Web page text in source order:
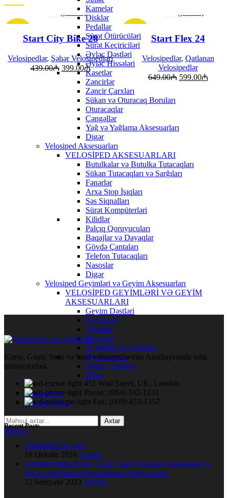
Kamelər
Disklər
Pedallar
Sürət Ötürücüləri
Sürət Keçiriciləri
Əyləc Dəstləri
Əyləc Hissələri
Kasetlər
Zəncirlər
Zəncir Çarxları
Sükan və Oturacaq Boruları
Oturacaqlar
Çəngəllər
Yağ və Yağlama Aksesuarları
Digər
Velosiped Aksesuarları
VELOSİPED AKSESUARLARI
Butulkalar və Butulka Tutacaqları
Sükan Tutacaqları və Sarğıları
Fənərlər
Arxa Stop İşıqları
Səs Siqnalları
Sürət Kompüterləri
Kilidlər
Palçıq Qoruyucuları
Baqajlar və Dayaqlar
Gövdə Çantaları
Telefon Tutacaqları
Nasoslar
Digər
Velosiped Geyimləri və Geyim Aksesuarları
VELOSİPED GEYİMLƏRİ VƏ GEYİM
AKSESUARLARI
Geyim Dəstləri
Dəbilqələr
Əlcəklər
Eynəklər
Ayaqqabı və Corablar
Bel Çantaları
Baqaj Çantaları
Digər
Haqqımızda
Bizimlə Əlaqə
Axtar
Menyu
Sürətli
görünüş
Start City Bike 28
Velosipedlər, Şəhər Velosipedləri
439.00₼ 399.00₼
Start Flex 24
Velosipedlər, Qatlanan
Velosipedlər
649.00₼ 599.00₼
Korss, Giant, Stels və Start velosipedlərinin Azərbaycanda satış
nümayəndəsi.
451 Wall Street, UK, London
Phone: (064) 332-1233
Fax: (099) 453-1357
Recent Posts
Champion 26 yaşıl
18 Dekabr 2024 Şərhsiz
Azərbaycanda Kross, Giant, Start velosiped maarkaları və
digər velosiped aksesuarlarının nümayəndəsi
12 Sentyabr 2023 Şərhsiz